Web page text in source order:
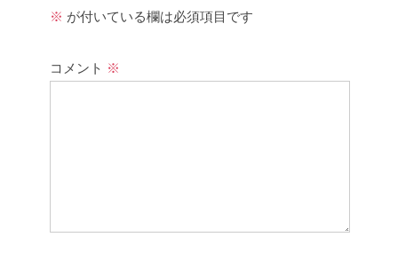
※ が付いている欄は必須項目です
コメント ※